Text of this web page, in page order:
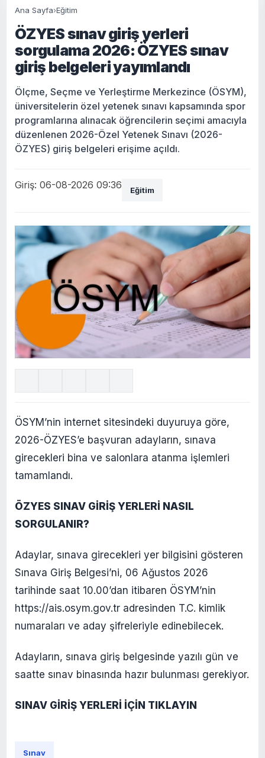
Ana Sayfa›Eğitim
ÖZYES sınav giriş yerleri
sorgulama 2026: ÖZYES sınav
giriş belgeleri yayımlandı
Ölçme, Seçme ve Yerleştirme Merkezince (ÖSYM),
üniversitelerin özel yetenek sınavı kapsamında spor
programlarına alınacak öğrencilerin seçimi amacıyla
düzenlenen 2026-Özel Yetenek Sınavı (2026-
ÖZYES) giriş belgeleri erişime açıldı.
Giriş: 06-08-2026 09:36 Eğitim
ÖSYM’nin internet sitesindeki duyuruya göre,
2026-ÖZYES’e başvuran adayların, sınava
girecekleri bina ve salonlara atanma işlemleri
tamamlandı.
ÖZYES SINAV GİRİŞ YERLERİ NASIL
SORGULANIR?
Adaylar, sınava girecekleri yer bilgisini gösteren
Sınava Giriş Belgesi’ni, 06 Ağustos 2026
tarihinde saat 10.00’dan itibaren ÖSYM’nin
https://ais.osym.gov.tr adresinden T.C. kimlik
numaraları ve aday şifreleriyle edinebilecek.
Adayların, sınava giriş belgesinde yazılı gün ve
saatte sınav binasında hazır bulunması gerekiyor.
SINAV GİRİŞ YERLERİ İÇİN TIKLAYIN
Sınav